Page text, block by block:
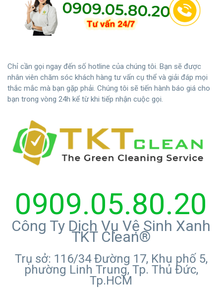
Chỉ cần gọi ngay đến số hotline của chúng tôi. Bạn sẽ được
nhân viên chăm sóc khách hàng tư vấn cụ thể và giải đáp mọi
thắc mắc mà bạn gặp phải. Chúng tôi sẽ tiến hành báo giá cho
bạn trong vòng 24h kể từ khi tiếp nhận cuộc gọi.
0909.05.80.20
Công Ty Dịch Vụ Vệ Sinh Xanh
TKT Clean®
Trụ sở: 116/34 Đường 17, Khu phố 5,
phường Linh Trung, Tp. Thủ Đức,
Tp.HCM